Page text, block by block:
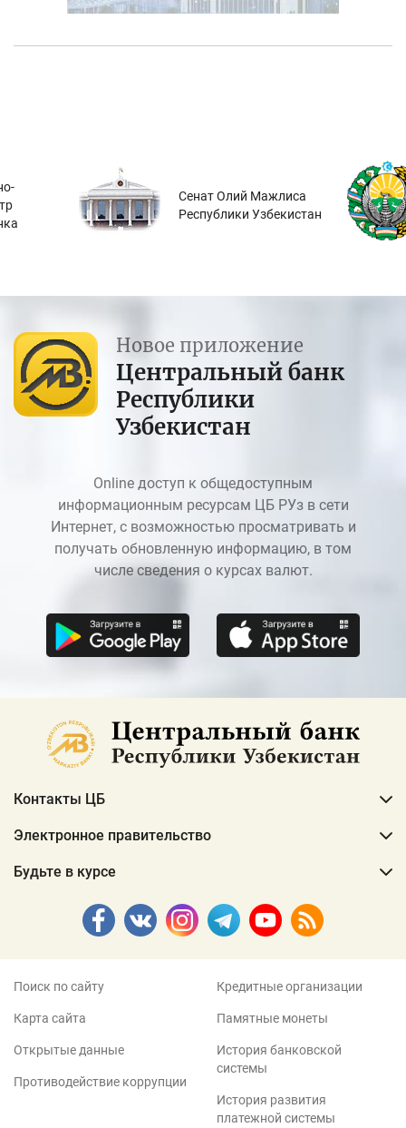
Сенат Олий Мажлиса
Республики Узбекистан
Новое приложение
Центральный банк
Республики
Узбекистан
Online доступ к общедоступным
информационным ресурсам ЦБ РУз в сети
Интернет, с возможностью просматривать и
получать обновленную информацию, в том
числе сведения о курсах валют.
Контакты ЦБ
Электронное правительство
Будьте в курсе
Поиск по сайту
Карта сайта
Открытые данные
Противодействие коррупции
Кредитные организации
Памятные монеты
История банковской
системы
История развития
платежной системы